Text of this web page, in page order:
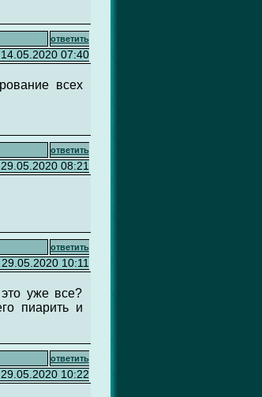
ответить
14.05.2020 07:40
всех
ответить
29.05.2020 08:21
ответить
29.05.2020 10:11
уже все?
пиарить и
ответить
29.05.2020 10:22